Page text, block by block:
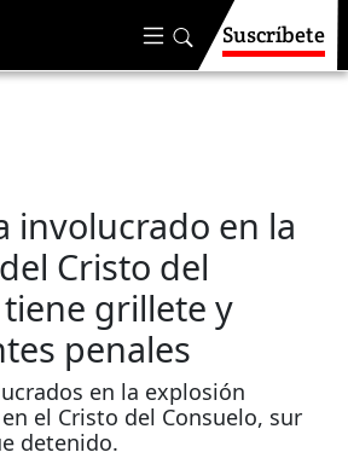
Suscríbete
involucrado en la
Cristo del
grillete y
penales
en la explosión
el Cristo del Consuelo, sur
detenido.